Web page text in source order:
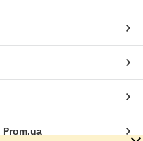
Prom.ua